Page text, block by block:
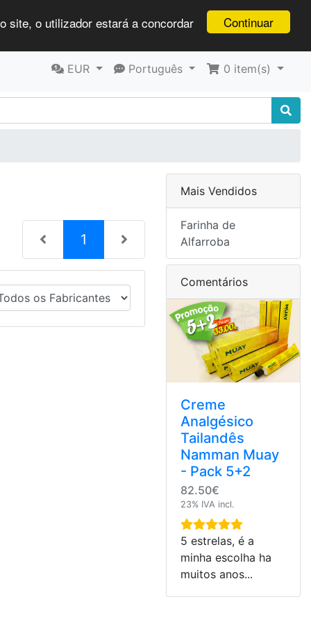
Continuar
site, o utilizador estará a concordar
EUR Português 0 item(s)
1 (current)
Mais Vendidos
Farinha de
Alfarroba
Comentários
Creme
Analgésico
Tailandês
Namman Muay
- Pack 5+2
82.50€
23% IVA incl.
5 estrelas, é a
minha escolha ha
muitos anos...